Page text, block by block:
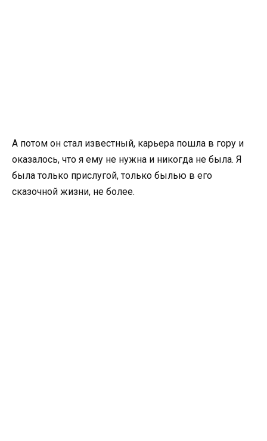
А потом он стал известный, карьера пошла в гору и
оказалось, что я ему не нужна и никогда не была. Я
была только прислугой, только былью в его
сказочной жизни, не более.